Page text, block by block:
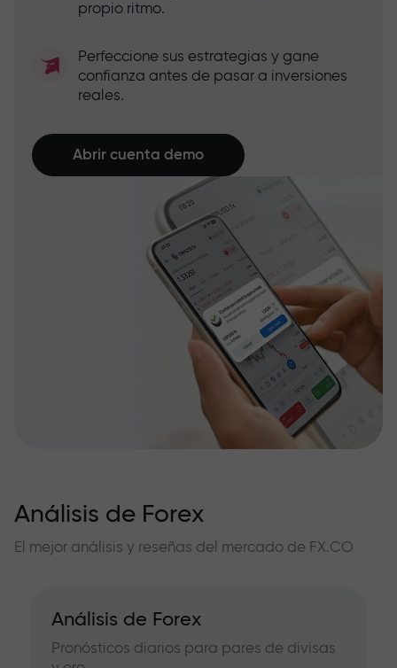
propio ritmo.
Perfeccione sus estrategias y gane
confianza antes de pasar a inversiones
reales.
Abrir cuenta demo
Análisis de Forex
El mejor análisis y reseñas del mercado de FX.CO
Análisis de Forex
Pronósticos diarios para pares de divisas